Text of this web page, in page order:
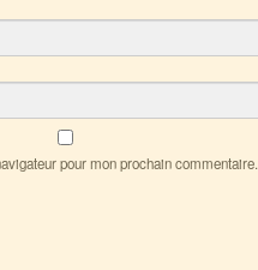
pour mon prochain commentaire.